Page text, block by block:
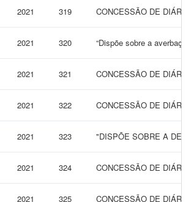
2021 319 CONCESSÃO DE
2021 320 “Dispõe sobre a
2021 321 CONCESSÃO DE
2021 322 CONCESSÃO DE
2021 323 "DISPÕE SOBRE A
2021 324 CONCESSÃO DE
2021 325 CONCESSÃO DE